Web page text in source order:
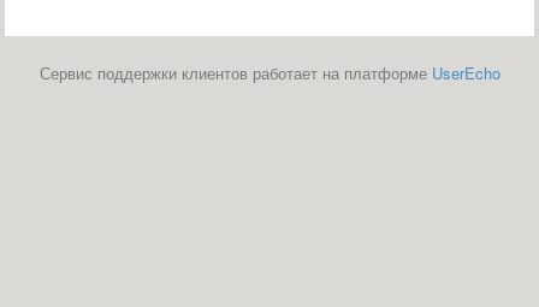
Сервис поддержки клиентов работает на платформе UserEcho